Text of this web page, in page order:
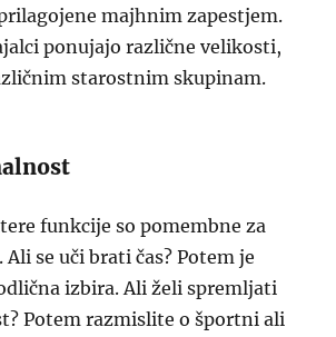
majhnim zapestjem.
ponujajo različne velikosti,
starostnim skupinam.
funkcije so pomembne za
Ali se uči brati čas? Potem je
izbira. Ali želi spremljati
Potem razmislite o športni ali